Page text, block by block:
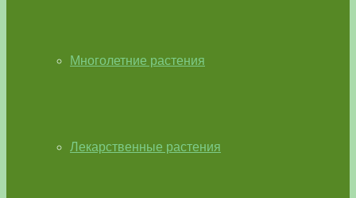
Многолетние растения
Лекарственные растения